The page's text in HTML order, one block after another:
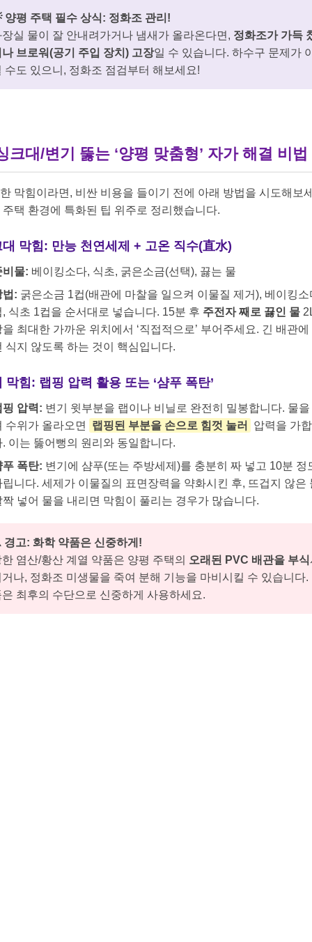
양평 주택 필수 상식: 정화조 관리!
장실 물이 잘 안내려가거나 냄새가 올라온다면, 정화조가 가득
나 브로워(공기 주입 장치) 고장일 수 있습니다. 하수구 문제가
수도 있으니, 정화조 점검부터 해보세요!
크대/변기 뚫는 ‘양평 맞춤형’ 자가 해결 비
막힘이라면, 비싼 비용을 들이기 전에 아래 방법을 시도해보
주택 환경에 특화된 팁 위주로 정리했습니다.
대 막힘: 만능 천연세제 + 고온 직수(直水)
비물: 베이킹소다, 식초, 굵은소금(선택), 끓는 물
법: 굵은소금 1컵(배관에 마찰을 일으켜 이물질 제거), 베이킹소
, 식초 1컵을 순서대로 넣습니다. 15분 후 주전자 째로 끓인 물
을 최대한 가까운 위치에서 ‘직접적으로’ 부어주세요. 긴 배관에
식지 않도록 하는 것이 핵심입니다.
막힘: 랩핑 압력 활용 또는 ‘샴푸 폭탄’
핑 압력: 변기 윗부분을 랩이나 비닐로 완전히 밀봉합니다. 물을
수위가 올라오면
랩핑된 부분을 손으로 힘껏 눌러
압력을 가
. 이는 뚫어뻥의 원리와 동일합니다.
푸 폭탄: 변기에 샴푸(또는 주방세제)를 충분히 짜 넣고 10분 정
립니다. 세제가 이물질의 표면장력을 약화시킨 후, 뜨겁지 않은
짝 넣어 물을 내리면 막힘이 풀리는 경우가 많습니다.
고: 화학 약품은 신중하게!
염산/황산 계열 약품은 양평 주택의 오래된 PVC 배관을 부식
거나, 정화조 미생물을 죽여 분해 기능을 마비시킬 수 있습니다.
은 최후의 수단으로 신중하게 사용하세요.